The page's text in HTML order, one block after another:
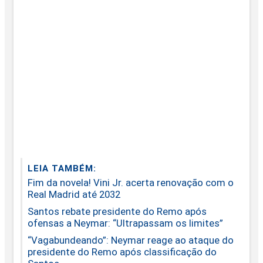
LEIA TAMBÉM:
Fim da novela! Vini Jr. acerta renovação com o
Real Madrid até 2032
Santos rebate presidente do Remo após
ofensas a Neymar: “Ultrapassam os limites”
“Vagabundeando”: Neymar reage ao ataque do
presidente do Remo após classificação do